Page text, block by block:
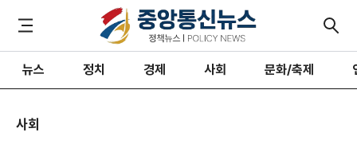
뉴스 정치 경제 사회 문화/축제
사회